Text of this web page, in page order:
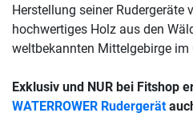
Herstellung seiner Rudergeräte
hochwertiges Holz aus den
weltbekannten Mittelgebirge im
Exklusiv und NUR bei Fitshop
WATERROWER Rudergerät